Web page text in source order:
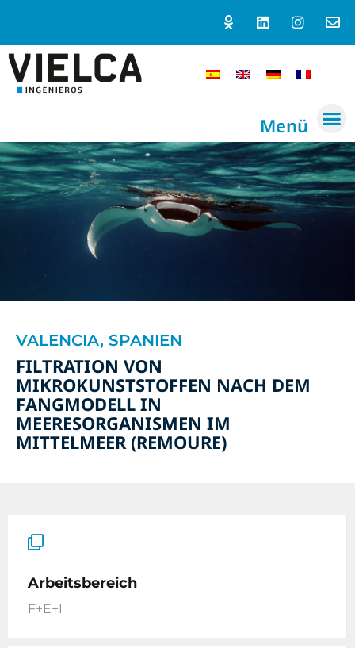
Menü
VALENCIA, SPANIEN
FILTRATION VON
MIKROKUNSTSTOFFEN NACH DEM
FANGMODELL IN
MEERESORGANISMEN IM
MITTELMEER (REMOURE)
Arbeitsbereich
F+E+I